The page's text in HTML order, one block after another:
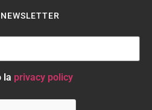
la privacy policy